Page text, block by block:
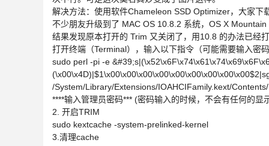
解决方法：使用软件Chameleon SSD Optimizer，大家下
不少朋友升级到了 MAC OS 10.8.2 系统，OS X
结果发现原本打开的 Trim 又关闭了，用10.8 的办法已经
打开终端（Terminal），输入以下指令（可能需要输入密
sudo perl -pi -e
/System/Library/Extensions/IOAHCIFamily.kext/
****输入管理员密码*** (密码输入的时候，不会有任何的显
2. 开启TRIM
sudo kextcache -system-prelinked-kernel
3.清理cache